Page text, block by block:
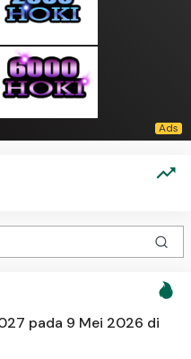
pada 9 Mei 2026 di